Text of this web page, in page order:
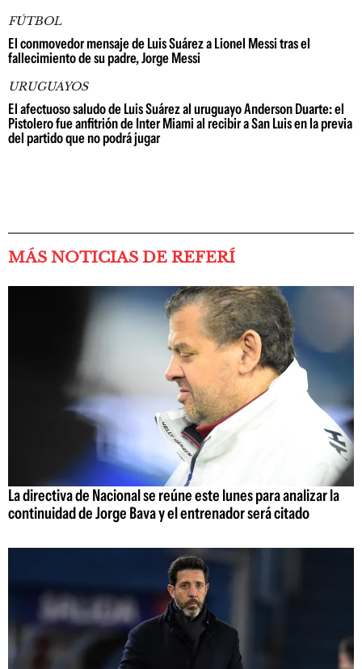
FÚTBOL
El conmovedor mensaje de Luis Suárez a Lionel Messi tras el
fallecimiento de su padre, Jorge Messi
URUGUAYOS
El afectuoso saludo de Luis Suárez al uruguayo Anderson Duarte: el
Pistolero fue anfitrión de Inter Miami al recibir a San Luis en la previa
del partido que no podrá jugar
MÁS NOTICIAS DE REFERÍ
La directiva de Nacional se reúne este lunes para analizar la
continuidad de Jorge Bava y el entrenador será citado